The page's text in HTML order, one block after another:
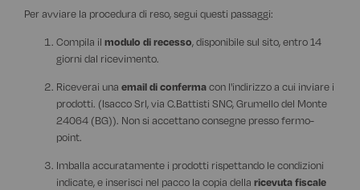
Per avviare la procedura di reso, segui questi passaggi:
Compila il modulo di recesso, disponibile sul sito, entro 14
giorni dal ricevimento.
Riceverai una email di confermacon l'indirizzo a cui inviare i
prodotti. (Isacco Srl, via C.Battisti SNC, Grumello del Monte
24064 (BG)). Non si accettano consegne presso fermo-
point.
Imballa accuratamente i prodotti rispettando le condizioni
indicate, e inserisci nel pacco la copia della ricevuta fiscale